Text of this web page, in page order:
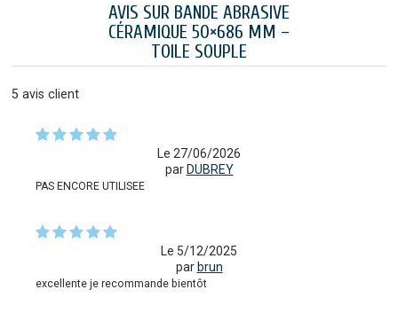
AVIS SUR BANDE ABRASIVE
CÉRAMIQUE 50×686 MM –
TOILE SOUPLE
5 avis client
Le 27/06/2026
par DUBREY
PAS ENCORE UTILISEE
Le 5/12/2025
par brun
excellente je recommande bientôt